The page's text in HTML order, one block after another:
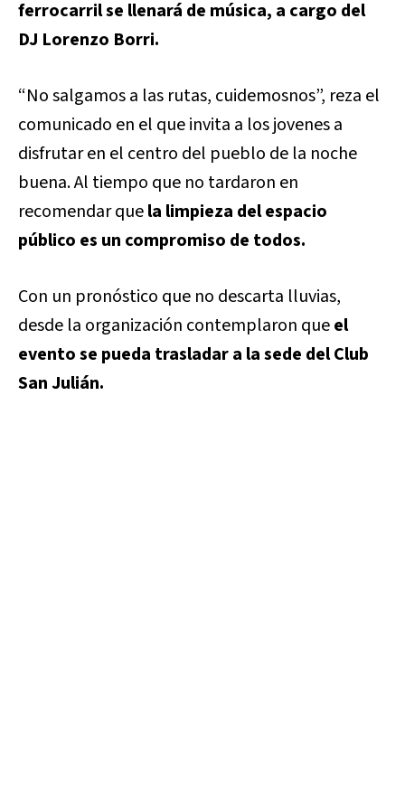
ferrocarril se llenará de música, a cargo del
DJ Lorenzo Borri.
“No salgamos a las rutas, cuidemosnos”, reza el
comunicado en el que invita a los jovenes a
disfrutar en el centro del pueblo de la noche
buena. Al tiempo que no tardaron en
recomendar quela limpieza del espacio
público es un compromiso de todos.
Con un pronóstico que no descarta lluvias,
desde la organización contemplaron queel
evento se pueda trasladar a la sede del Club
San Julián.